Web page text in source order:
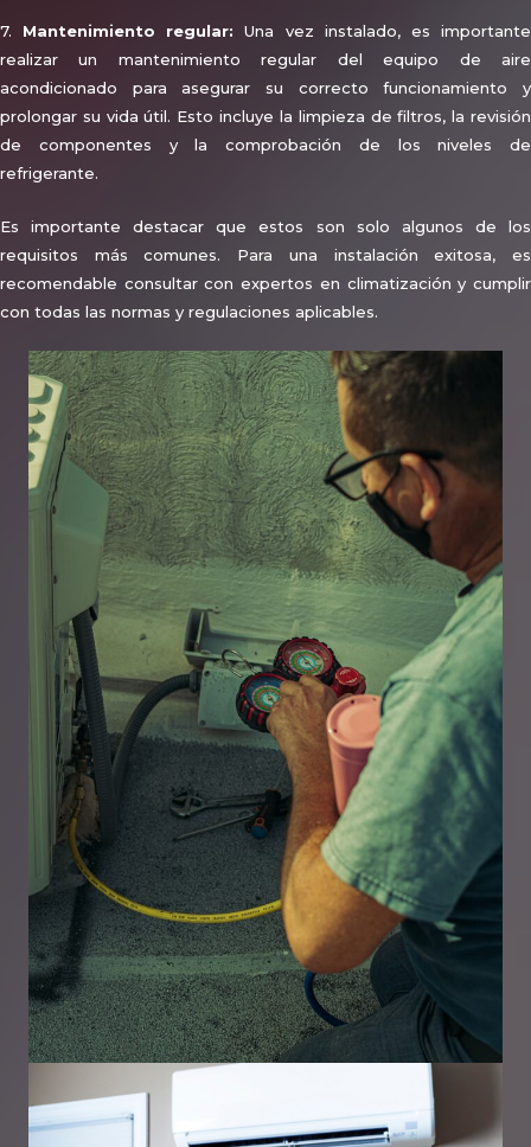
7. Mantenimiento regular: Una vez instalado, es importante
realizar un mantenimiento regular del equipo de aire
acondicionado para asegurar su correcto funcionamiento y
prolongar su vida útil. Esto incluye la limpieza de filtros, la revisión
de componentes y la comprobación de los niveles de
refrigerante.
Es importante destacar que estos son solo algunos de los
requisitos más comunes. Para una instalación exitosa, es
recomendable consultar con expertos en climatización y cumplir
con todas las normas y regulaciones aplicables.